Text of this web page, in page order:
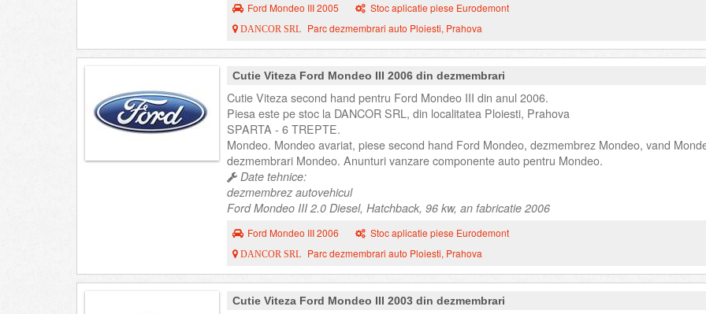
Ford Mondeo III 2005 Stoc aplicatie piese Eurodemont
DANCOR SRL Parc dezmembrari auto Ploiesti, Prahova
Cutie Viteza Ford Mondeo III 2006 din dezmembrari
Cutie Viteza second hand pentru Ford Mondeo III din anul 2006.
Piesa este pe stoc la DANCOR SRL, din localitatea Ploiesti, Prahova
SPARTA - 6 TREPTE.
Mondeo. Mondeo avariat, piese second hand Ford Mondeo, dezmembrez Mondeo, vand
dezmembrari Mondeo. Anunturi vanzare componente auto pentru Mondeo.
Date tehnice:
dezmembrez autovehicul
Ford Mondeo III 2.0 Diesel, Hatchback, 96 kw, an fabricatie 2006
Ford Mondeo III 2006 Stoc aplicatie piese Eurodemont
DANCOR SRL Parc dezmembrari auto Ploiesti, Prahova
Cutie Viteza Ford Mondeo III 2003 din dezmembrari